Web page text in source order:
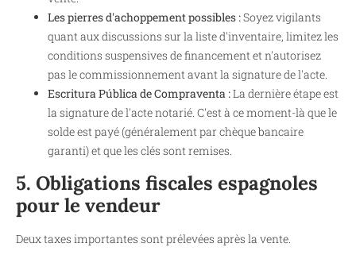
Les pierres d'achoppement possibles :Soyez vigilants
quant aux discussions sur la liste d'inventaire, limitez les
conditions suspensives de financement et n'autorisez
pas le commissionnement avant la signature de l'acte.
Escritura Pública de Compraventa :La dernière étape est
la signature de l'acte notarié. C'est à ce moment-là que le
solde est payé (généralement par chèque bancaire
garanti) et que les clés sont remises.
5. Obligations fiscales espagnoles
pour le vendeur
Deux taxes importantes sont prélevées après la vente.